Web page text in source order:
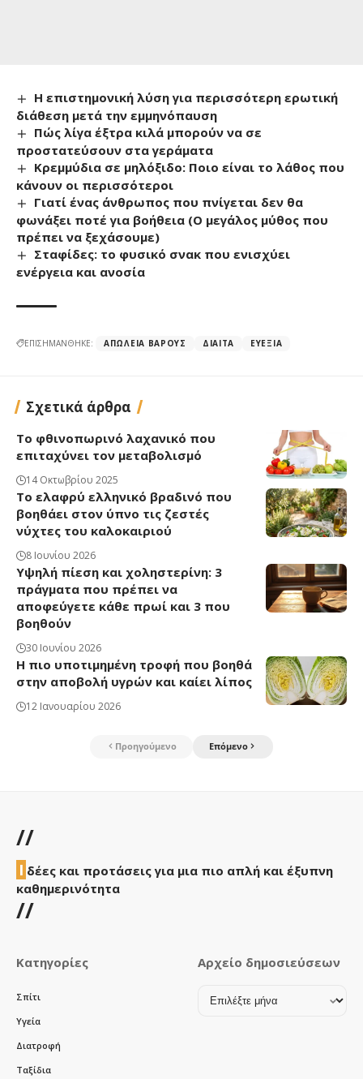
Η επιστημονική λύση για περισσότερη ερωτική
διάθεση μετά την εμμηνόπαυση
Πώς λίγα έξτρα κιλά μπορούν να σε
προστατεύσουν στα γεράματα
Κρεμμύδια σε μηλόξιδο: Ποιο είναι το λάθος που
κάνουν οι περισσότεροι
Γιατί ένας άνθρωπος που πνίγεται δεν θα
φωνάξει ποτέ για βοήθεια (Ο μεγάλος μύθος που
πρέπει να ξεχάσουμε)
Σταφίδες: το φυσικό σνακ που ενισχύει
ενέργεια και ανοσία
ΕΠΙΣΗΜΑΝΘΗΚΕ: ΑΠΏΛΕΙΑ ΒΆΡΟΥΣ ΔΊΑΙΤΑ ΕΥΕΞΊΑ
Σχετικά άρθρα
Το φθινοπωρινό λαχανικό που
επιταχύνει τον μεταβολισμό
14 Οκτωβρίου 2025
Το ελαφρύ ελληνικό βραδινό που
βοηθάει στον ύπνο τις ζεστές
νύχτες του καλοκαιριού
8 Ιουνίου 2026
Υψηλή πίεση και χοληστερίνη: 3
πράγματα που πρέπει να
αποφεύγετε κάθε πρωί και 3 που
βοηθούν
30 Ιουνίου 2026
Η πιο υποτιμημένη τροφή που βοηθά
στην αποβολή υγρών και καίει λίπος
12 Ιανουαρίου 2026
Προηγούμενο Επόμενο
//
Ι δέες και προτάσεις για μια πιο απλή και έξυπνη
καθημερινότητα
//
Κατηγορίες
Σπίτι
Υγεία
Διατροφή
Ταξίδια
Αρχείο δημοσιεύσεων
Αρχείο